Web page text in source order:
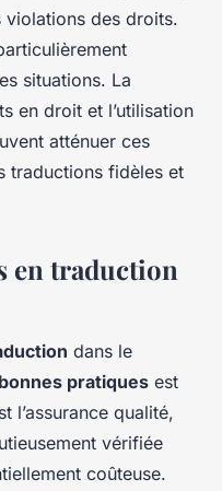
violations des droits.
situations. La
en droit et l’utilisation
atténuer ces
traductions fidèles et
en traduction
dans le
bonnes pratiques est
l’assurance qualité,
vérifiée
coûteuse.